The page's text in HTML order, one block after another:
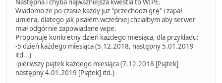
Następna i chyba najważniejsza kwestia to WIPE.
Wiadomo że po czasie każdy już "przechodzi grę" i zapał
umiera, dlatego jak pisałem wcześniej chciałbym aby serwer
miał odgórnie zapowiadane wipe.
Proponuje konkretny dzień każdego miesiąca, dla przykładu:
-5 dzień każdego miesiąca (5.12.2018, następny 5.01.2019
itd...)
-pierwszy piątek każdego miesiąca (7.12.2018 [Piątek]
następny 4.01.2019 [Piątek] itd.)